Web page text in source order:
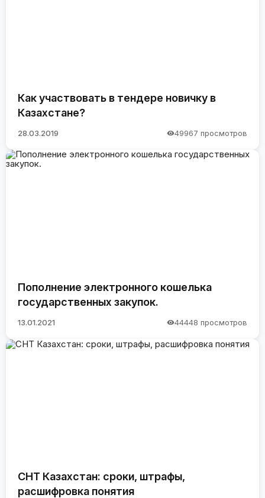
Как участвовать в тендере новичку в
Казахстане?
28.03.2019 49967 просмотров
Пополнение электронного кошелька
государственных закупок.
13.01.2021 44448 просмотров
СНТ Казахстан: сроки, штрафы,
расшифровка понятия